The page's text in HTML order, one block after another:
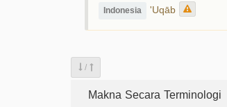
Indonesia 'Uqāb
/
Makna Secara Terminologi